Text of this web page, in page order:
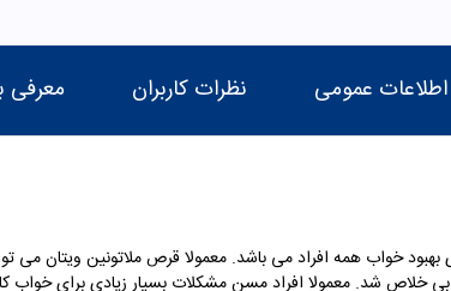
اطلاعات عمومی نظرات کاربران معرفی
برای بهبود خواب همه افراد می باشد. معمولا قرص ملاتونین ویتان